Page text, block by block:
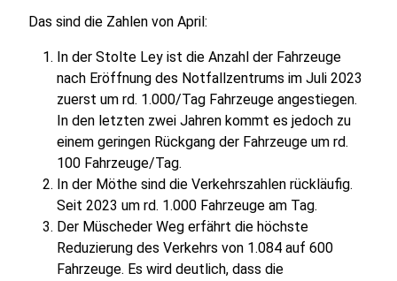
Das sind die Zahlen von April:
In der Stolte Ley ist die Anzahl der Fahrzeuge
nach Eröffnung des Notfallzentrums im Juli 2023
zuerst um rd. 1.000/Tag Fahrzeuge angestiegen.
In den letzten zwei Jahren kommt es jedoch zu
einem geringen Rückgang der Fahrzeuge um rd.
100 Fahrzeuge/Tag.
In der Möthe sind die Verkehrszahlen rückläufig.
Seit 2023 um rd. 1.000 Fahrzeuge am Tag.
Der Müscheder Weg erfährt die höchste
Reduzierung des Verkehrs von 1.084 auf 600
Fahrzeuge. Es wird deutlich, dass die